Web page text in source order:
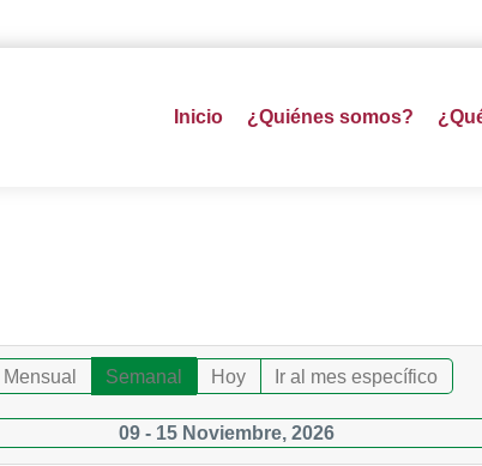
Inicio ¿Quiénes somos?
Mensual Semanal Hoy Ir al mes específico
09 - 15 Noviembre, 2026